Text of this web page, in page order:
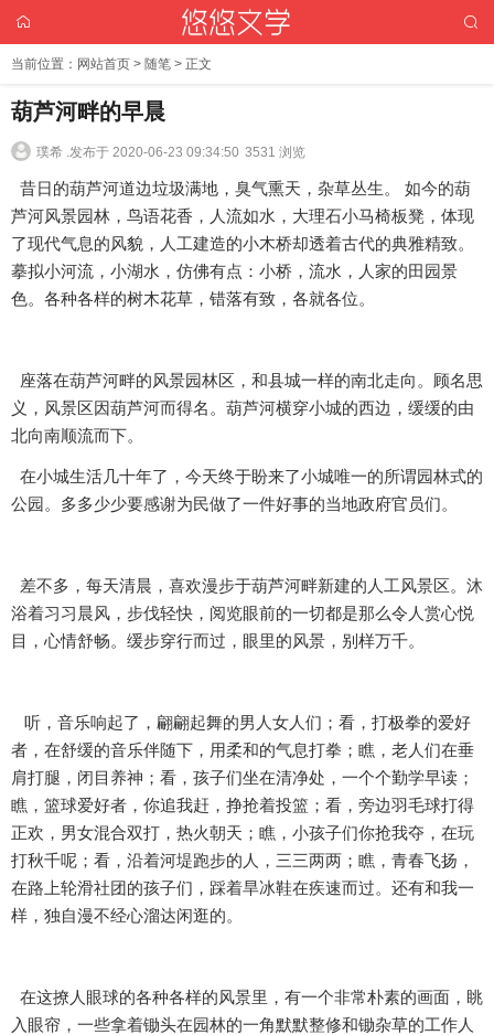
当前位置： 网站首页 > 随笔 > 正文
葫芦河畔的早晨
璞希 .发布于 2020-06-23 09:34:50 3531 浏览
昔日的葫芦河道边垃圾满地，臭气熏天，杂草丛生。 如今的葫
芦河风景园林，鸟语花香，人流如水，大理石小马椅板凳，体现
了现代气息的风貌，人工建造的小木桥却透着古代的典雅精致。
摹拟小河流，小湖水，仿佛有点：小桥，流水，人家的田园景
色。各种各样的树木花草，错落有致，各就各位。
座落在葫芦河畔的风景园林区，和县城一样的南北走向。顾名思
义，风景区因葫芦河而得名。葫芦河横穿小城的西边，缓缓的由
北向南顺流而下。
在小城生活几十年了，今天终于盼来了小城唯一的所谓园林式的
公园。多多少少要感谢为民做了一件好事的当地政府官员们。
差不多，每天清晨，喜欢漫步于葫芦河畔新建的人工风景区。沐
浴着习习晨风，步伐轻快，阅览眼前的一切都是那么令人赏心悦
目，心情舒畅。缓步穿行而过，眼里的风景，别样万千。
听，音乐响起了，翩翩起舞的男人女人们；看，打极拳的爱好
者，在舒缓的音乐伴随下，用柔和的气息打拳；瞧，老人们在垂
肩打腿，闭目养神；看，孩子们坐在清净处，一个个勤学早读；
瞧，篮球爱好者，你追我赶，挣抢着投篮；看，旁边羽毛球打得
正欢，男女混合双打，热火朝天；瞧，小孩子们你抢我夺，在玩
打秋千呢；看，沿着河堤跑步的人，三三两两；瞧，青春飞扬，
在路上轮滑社团的孩子们，踩着旱冰鞋在疾速而过。还有和我一
样，独自漫不经心溜达闲逛的。
在这撩人眼球的各种各样的风景里，有一个非常朴素的画面，眺
入眼帘，一些拿着锄头在园林的一角默默整修和锄杂草的工作人